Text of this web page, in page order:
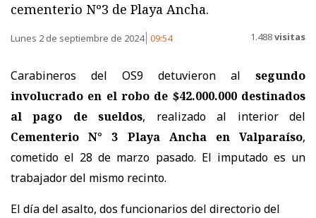
cementerio Nº3 de Playa Ancha.
Lunes 2 de septiembre de 2024 09:54 1.488visitas
Carabineros del OS9 detuvieron al segundo
involucrado en el robo de $42.000.000 destinados
al pago de sueldos, realizado al interior del
Cementerio N° 3 Playa Ancha en Valparaíso,
cometido el 28 de marzo pasado. El imputado es un
trabajador del mismo recinto.
El día del asalto, dos funcionarios del directorio del